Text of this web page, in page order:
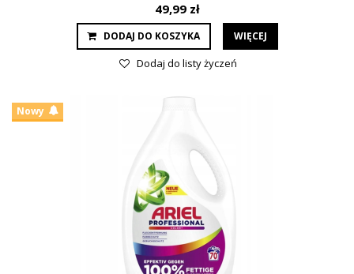
49,99 zł
DODAJ DO KOSZYKA WIĘCEJ
Dodaj do listy życzeń
Nowy